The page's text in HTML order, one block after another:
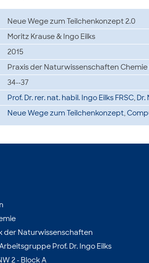
Neue Wege zum Teilchenkonzept 2.0
Moritz Krause & Ingo Eilks
2015
Praxis der Naturwissenschaften Chemie
34--37
Prof. Dr. rer. nat. habil. Ingo Eilks FRSC, Dr.
Neue Wege zum Teilchenkonzept,
der Naturwissenschaften
Prof. Dr. Ingo Eilks
2 - Block A